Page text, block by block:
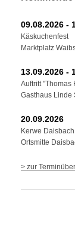
09.08.2026 -
Käskuchenfest
Marktplatz
13.09.2026 -
Auftritt "Thomas
Gasthaus Linde
20.09.2026
Kerwe Daisbach
Ortsmitte
> zur